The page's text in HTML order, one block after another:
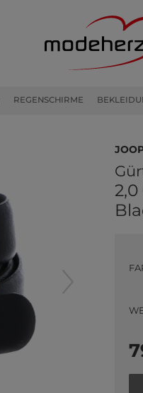
REGENSCHIRME